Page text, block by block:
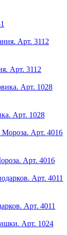
Арт. 3112
Арт. 1028
Арт. 4016
Арт. 4011